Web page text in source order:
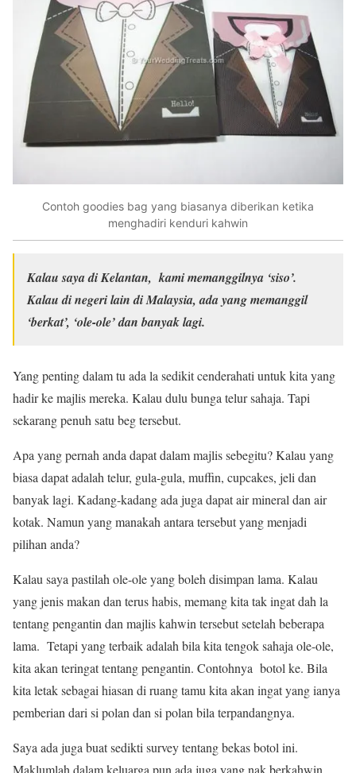
Contoh goodies bag yang biasanya diberikan ketika
menghadiri kenduri kahwin
Kalau saya di Kelantan, kami memanggilnya ‘siso’.
Kalau di negeri lain di Malaysia, ada yang memanggil
‘berkat’, ‘ole-ole’ dan banyak lagi.
Yang penting dalam tu ada la sedikit cenderahati untuk kita yang
hadir ke majlis mereka. Kalau dulu bunga telur sahaja. Tapi
sekarang penuh satu beg tersebut.
Apa yang pernah anda dapat dalam majlis sebegitu? Kalau yang
biasa dapat adalah telur, gula-gula, muffin, cupcakes, jeli dan
banyak lagi. Kadang-kadang ada juga dapat air mineral dan air
kotak. Namun yang manakah antara tersebut yang menjadi
pilihan anda?
Kalau saya pastilah ole-ole yang boleh disimpan lama. Kalau
yang jenis makan dan terus habis, memang kita tak ingat dah la
tentang pengantin dan majlis kahwin tersebut setelah beberapa
lama. Tetapi yang terbaik adalah bila kita tengok sahaja ole-ole,
kita akan teringat tentang pengantin. Contohnya botol ke. Bila
kita letak sebagai hiasan di ruang tamu kita akan ingat yang ianya
pemberian dari si polan dan si polan bila terpandangnya.
Saya ada juga buat sedikti survey tentang bekas botol ini.
Maklumlah dalam keluarga pun ada juga yang nak berkahwin